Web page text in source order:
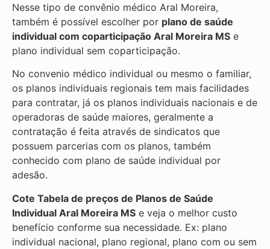
Nesse tipo de convênio médico Aral Moreira,
também é possível escolher por plano de saúde
individual com coparticipação Aral Moreira MS e
plano individual sem coparticipação.
No convenio médico individual ou mesmo o familiar,
os planos individuais regionais tem mais facilidades
para contratar, já os planos individuais nacionais e de
operadoras de saúde maiores, geralmente a
contratação é feita através de sindicatos que
possuem parcerias com os planos, também
conhecido com plano de saúde individual por
adesão.
Cote Tabela de preços de Planos de Saúde
Individual Aral Moreira MS e veja o melhor custo
benefício conforme sua necessidade. Ex: plano
individual nacional, plano regional, plano com ou sem